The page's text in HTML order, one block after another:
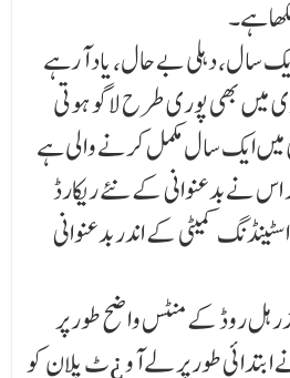
ہے۔
سال، دہلی بے حال، یاد آرہے
میں بھی پوری طرح لاگو ہوتی
ایک سال مکمل کرنے والی ہے
نے بدعنوانی کے نئے ریکارڈ
کمیٹی کے اندر بدعنوانی
ہل روڈ کے منٹس واضح طور پر
ابتدائی طور پر لے آو ¿ٹ پلان کو